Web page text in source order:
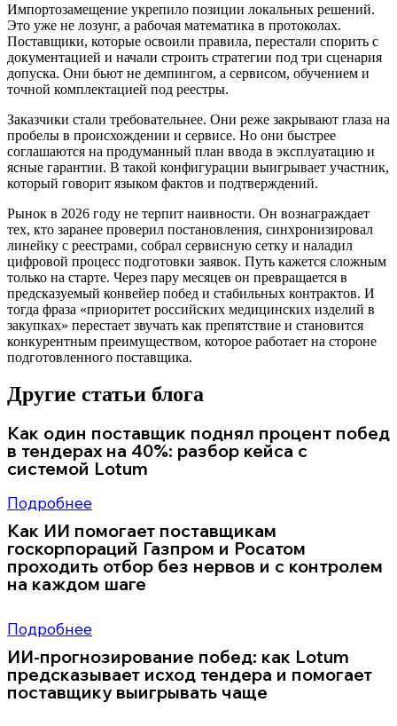
Импортозамещение укрепило позиции локальных решений.
Это уже не лозунг, а рабочая математика в протоколах.
Поставщики, которые освоили правила, перестали спорить с
документацией и начали строить стратегии под три сценария
допуска. Они бьют не демпингом, а сервисом, обучением и
точной комплектацией под реестры.
Заказчики стали требовательнее. Они реже закрывают глаза на
пробелы в происхождении и сервисе. Но они быстрее
соглашаются на продуманный план ввода в эксплуатацию и
ясные гарантии. В такой конфигурации выигрывает участник,
который говорит языком фактов и подтверждений.
Рынок в 2026 году не терпит наивности. Он вознаграждает
тех, кто заранее проверил постановления, синхронизировал
линейку с реестрами, собрал сервисную сетку и наладил
цифровой процесс подготовки заявок. Путь кажется сложным
только на старте. Через пару месяцев он превращается в
предсказуемый конвейер побед и стабильных контрактов. И
тогда фраза «приоритет российских медицинских изделий в
закупках» перестает звучать как препятствие и становится
конкурентным преимуществом, которое работает на стороне
подготовленного поставщика.
Другие статьи блога
Как один поставщик поднял процент побед
в тендерах на 40%: разбор кейса с
системой Lotum
Подробнее
Как ИИ помогает поставщикам
госкорпораций Газпром и Росатом
проходить отбор без нервов и с контролем
на каждом шаге
Подробнее
ИИ-прогнозирование побед: как Lotum
предсказывает исход тендера и помогает
поставщику выигрывать чаще